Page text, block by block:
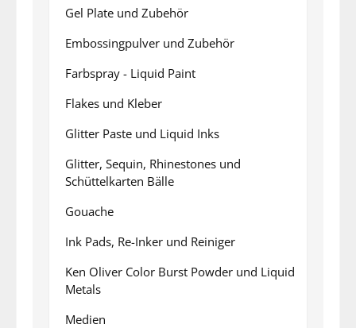
Gel Plate und Zubehör
Embossingpulver und Zubehör
Farbspray - Liquid Paint
Flakes und Kleber
Glitter Paste und Liquid Inks
Glitter, Sequin, Rhinestones und
Schüttelkarten Bälle
Gouache
Ink Pads, Re-Inker und Reiniger
Ken Oliver Color Burst Powder und Liquid
Metals
Medien